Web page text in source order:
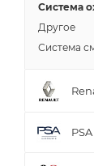
Система
Другое
Система
PSA